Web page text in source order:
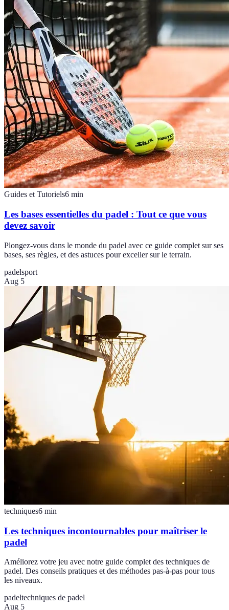
Guides et Tutoriels6 min
Les bases essentielles du padel : Tout ce que vous
devez savoir
Plongez-vous dans le monde du padel avec ce guide complet sur ses
bases, ses règles, et des astuces pour exceller sur le terrain.
padelsport
Aug 5
techniques6 min
Les techniques incontournables pour maîtriser le
padel
Améliorez votre jeu avec notre guide complet des techniques de
padel. Des conseils pratiques et des méthodes pas-à-pas pour tous
les niveaux.
padeltechniques de padel
Aug 5